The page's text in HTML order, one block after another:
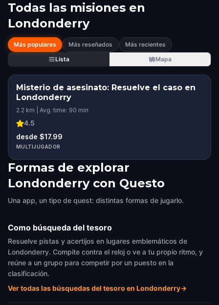
Todas las misiones en
Londonderry
Más populares Más reseñados
Más recientes
Lista
Mapa
Misterio de asesinato: Resuelve el caso en
Londonderry
2.2 km | Avg. time: 90 min
4.5
desde $17.99
MULTIJUGADOR
Formas de explorar
Londonderry con Questo
Una app, un tipo de quest: distintas formas de jugarlo.
Como búsqueda del tesoro
Resuelve pistas y acertijos en lugares emblemáticos de
Londonderry. Compite contra el reloj o ve a tu propio ritmo, y
reúne a un grupo para competir por un puesto en la
clasificación.
Ver todas las búsquedas del tesoro en Londonderry→